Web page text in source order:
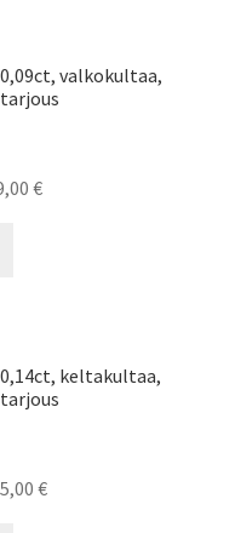
valkokultaa,
€Nykyinen
keltakultaa,
€Nykyinen